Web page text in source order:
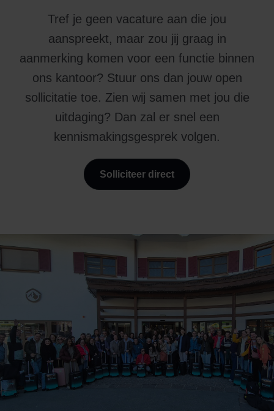
Tref je geen vacature aan die jou
aanspreekt, maar zou jij graag in
aanmerking komen voor een functie binnen
ons kantoor? Stuur ons dan jouw open
sollicitatie toe. Zien wij samen met jou die
uitdaging? Dan zal er snel een
kennismakingsgesprek volgen.
Solliciteer direct